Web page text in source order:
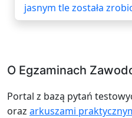
jasnym tle została
O Egzaminach
Portal z bazą pytań
oraz arkuszami